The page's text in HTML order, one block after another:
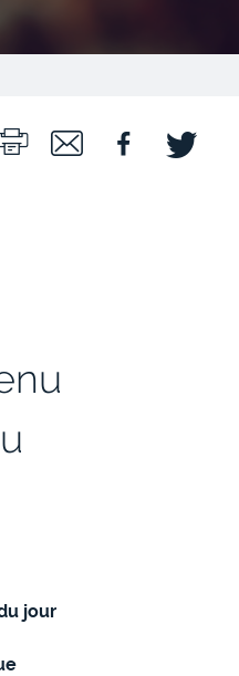
jour